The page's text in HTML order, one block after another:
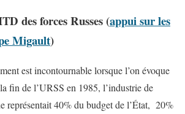
des forces Russes (appui sur les
Migault)
est incontournable lorsque l’on évoque
fin de l’URSS en 1985, l’industrie de
représentait 40% du budget de l’État, 20%